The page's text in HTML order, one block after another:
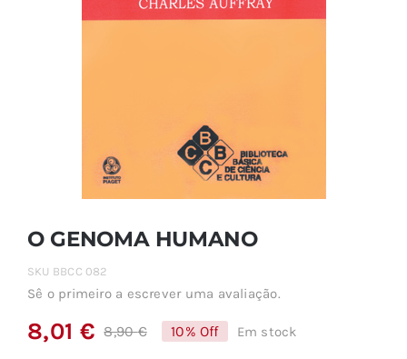
O GENOMA HUMANO
SKU BBCC 082
Sê o primeiro a escrever uma avaliação.
8,90€O
8,01 €
O 10% Off Em stock